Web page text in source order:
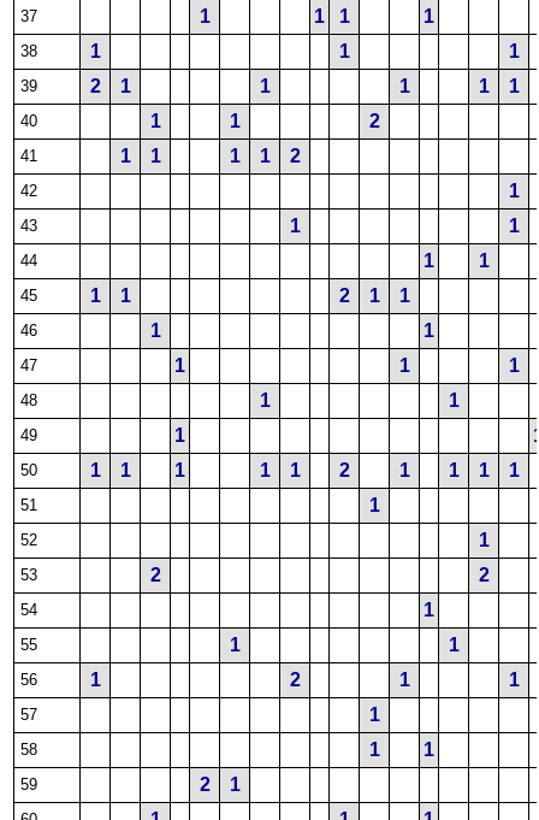
37 1 1 1 1
38 1 1 1
39 2 1 1 1 1 1
40 1 1 2
41 1 1 1 1 2
42 1
43 1 1
44 1 1
45 1 1 2 1 1
46 1 1
47 1 1 1
48 1 1
49 1
50 1 1 1 1 1 2 1 1 1 1
51 1
52 1
53 2 2
54 1
55 1 1
56 1 2 1 1
57 1
58 1 1
59 2 1